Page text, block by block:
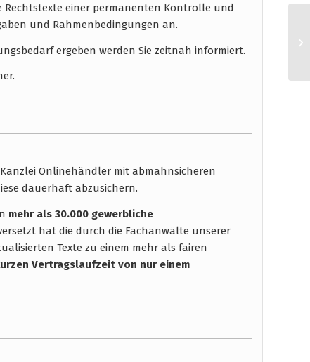
Rechtstexte einer permanenten Kontrolle und
und Rahmenbedingungen an.
ergeben werden Sie zeitnah informiert.
Onlinehändler mit abmahnsicheren
dauerhaft abzusichern.
mehr als 30.000 gewerbliche
hat die durch die Fachanwälte unserer
Texte zu einem mehr als fairen
Vertragslaufzeit von nur einem